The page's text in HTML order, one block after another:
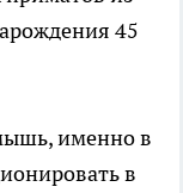
45
именно в
в